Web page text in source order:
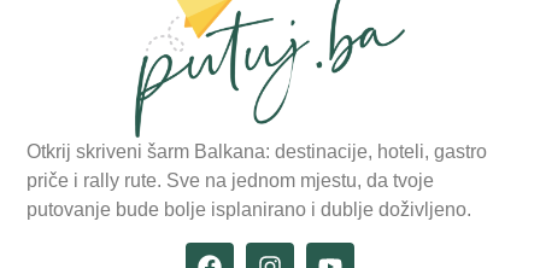
Otkrij skriveni šarm Balkana: destinacije, hoteli, gastro
priče i rally rute. Sve na jednom mjestu, da tvoje
putovanje bude bolje isplanirano i dublje doživljeno.